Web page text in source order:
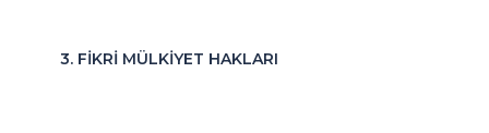
3. FİKRİ MÜLKİYET HAKLARI